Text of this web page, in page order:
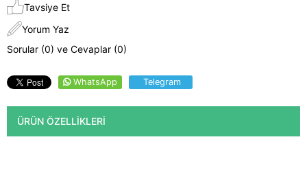
Tavsiye Et
Yorum Yaz
Sorular (0) ve Cevaplar (0)
WhatsApp Telegram
ÜRÜN ÖZELLIKLERI